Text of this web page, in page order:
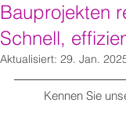
Bauprojekten
Schnell,
Aktualisiert: 29. Jan.
Kennen Sie